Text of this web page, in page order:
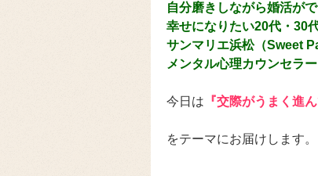
自分磨きしながら婚活がで
幸せになりたい20代・30
サンマリエ浜松（Sweet
メンタル心理カウンセラ
今日は 『交際がうまく進
をテーマにお届けします。